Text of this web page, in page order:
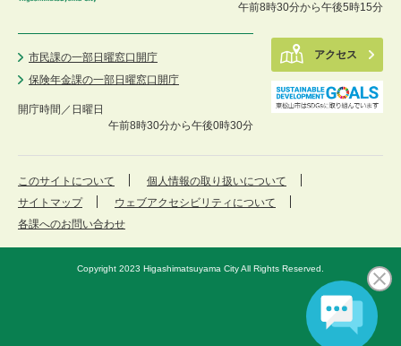
午前8時30分から午後5時15分
市民課の一部日曜窓口開庁
保険年金課の一部日曜窓口開庁
開庁時間／ 日曜日
午前8時30分から午後0時30分
アクセス
このサイトについて
個人情報の取り扱いについて
サイトマップ
ウェブアクセシビリティについて
各課へのお問い合わせ
Copyright 2023 Higashimatsuyama City All Rights Reserved.